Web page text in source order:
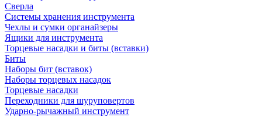
Сверла
Системы хранения инструмента
Чехлы и сумки органайзеры
Ящики для инструмента
Торцевые насадки и биты (вставки)
Биты
Наборы бит (вставок)
Наборы торцевых насадок
Торцевые насадки
Переходники для шуруповертов
Ударно-рычажный инструмент